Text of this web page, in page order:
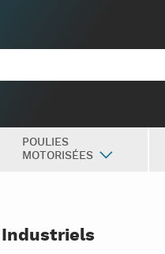
POULIES
MOTORISÉES